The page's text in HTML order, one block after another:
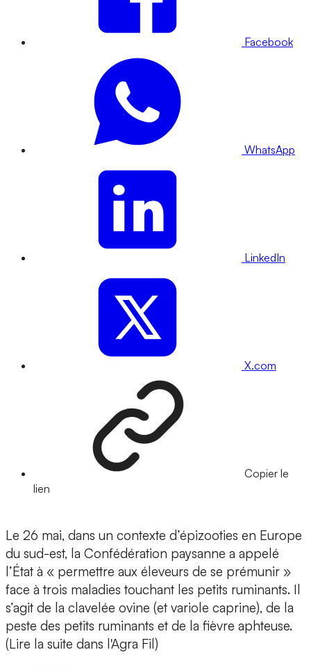
Facebook
WhatsApp
LinkedIn
X.com
Copier le
lien
Le 26 mai, dans un contexte d’épizooties en Europe
du sud-est, la Confédération paysanne a appelé
l’État à « permettre aux éleveurs de se prémunir »
face à trois maladies touchant les petits ruminants. Il
s’agit de la clavelée ovine (et variole caprine), de la
peste des petits ruminants et de la fièvre aphteuse.
(Lire la suite dans l'Agra Fil)